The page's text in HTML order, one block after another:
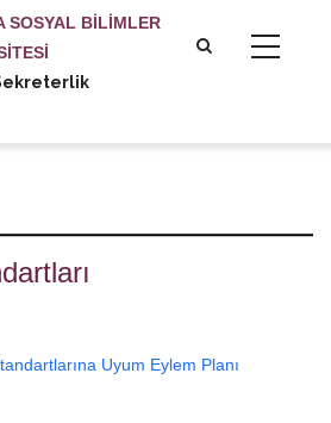
SOSYAL BİLİMLER
Uyum Eylem Planı